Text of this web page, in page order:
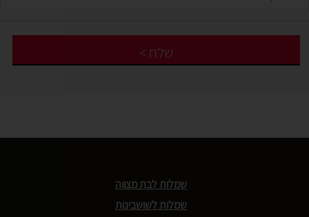
שלח>
שמלות לבת מצווה
שמלות לשושבינות